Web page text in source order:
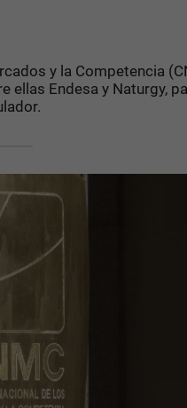
y la Competencia
ellas Endesa y Naturgy,